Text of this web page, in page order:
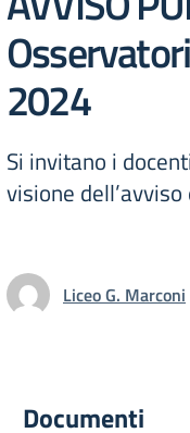
2024
Si invitano i
visione
Liceo G. Marconi
Documenti